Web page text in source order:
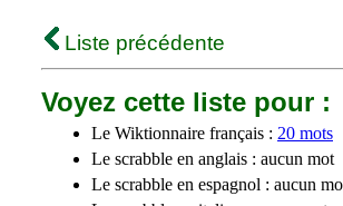
Liste précédente
Voyez cette liste pour :
Le Wiktionnaire français : 20 mots
Le scrabble en anglais : aucun mot
Le scrabble en espagnol : aucun